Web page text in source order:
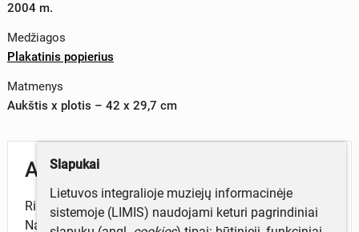
2004 m.
Medžiagos
Plakatinis popierius
Matmenys
Aukštis x plotis – 42 x 29,7 cm
Aprašymas
Rinkiminis plakatas. Zenonas Buivydas Valstiečių ir
Naujosios demokratijos partijų kandidatas į LR Seimo
Slapukai
Lietuvos integralioje muziejų informacinėje
sistemoje (LIMIS) naudojami keturi pagrindiniai